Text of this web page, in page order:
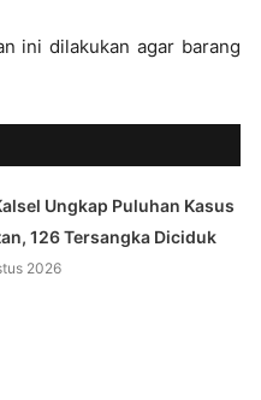
ini dilakukan agar barang
Ungkap Puluhan Kasus
126 Tersangka Diciduk
2026